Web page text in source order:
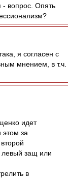
- вопрос. Опять
я согласен с
мнением, в т.ч.
идет
этом за
левый защ или
в